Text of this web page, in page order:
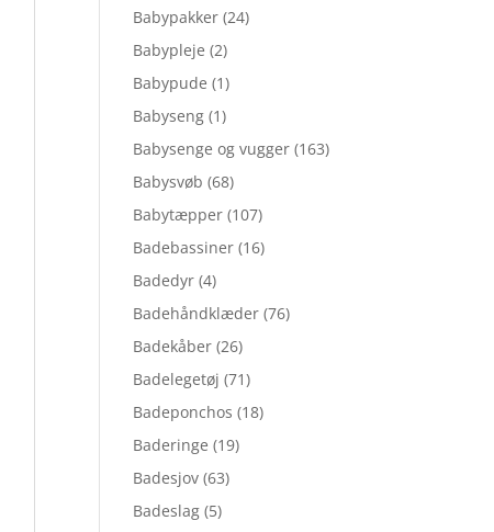
Babypakker (24)
Babypleje (2)
Babypude (1)
Babyseng (1)
Babysenge og vugger (163)
Babysvøb (68)
Babytæpper (107)
Badebassiner (16)
Badedyr (4)
Badehåndklæder (76)
Badekåber (26)
Badelegetøj (71)
Badeponchos (18)
Baderinge (19)
Badesjov (63)
Badeslag (5)